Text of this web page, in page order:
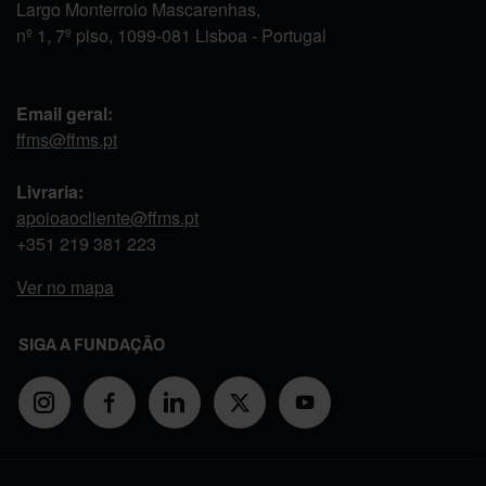
Largo Monterroio Mascarenhas,
nº 1, 7º piso, 1099-081 Lisboa - Portugal
Email geral:
ffms@ffms.pt
Livraria:
apoioaocliente@ffms.pt
+351 219 381 223
Ver no mapa
SIGA A FUNDAÇÃO